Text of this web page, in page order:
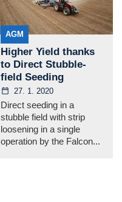
AGM
Higher Yield thanks
to Direct Stubble-
field Seeding
27. 1. 2020
Direct seeding in a
stubble field with strip
loosening in a single
operation by the Falcon...